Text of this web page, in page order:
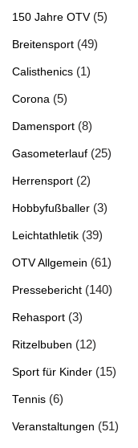
150 Jahre OTV(5)
Breitensport (49)
Calisthenics (1)
Corona (5)
Damensport (8)
Gasometerlauf (25)
Herrensport (2)
Hobbyfußballer (3)
Leichtathletik (39)
OTV Allgemein (61)
Pressebericht (140)
Rehasport (3)
Ritzelbuben (12)
Sport für Kinder (15)
Tennis (6)
Veranstaltungen (51)